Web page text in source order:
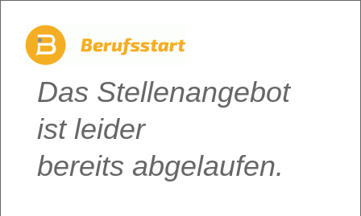
Das Stellenangebot
ist leider
bereits abgelaufen.